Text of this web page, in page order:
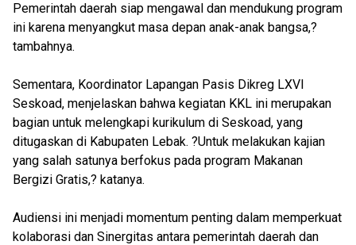
Pemerintah daerah siap mengawal dan mendukung program
ini karena menyangkut masa depan anak-anak bangsa,?
tambahnya.
Sementara, Koordinator Lapangan Pasis Dikreg LXVI
Seskoad, menjelaskan bahwa kegiatan KKL ini merupakan
bagian untuk melengkapi kurikulum di Seskoad, yang
ditugaskan di Kabupaten Lebak. ?Untuk melakukan kajian
yang salah satunya berfokus pada program Makanan
Bergizi Gratis,? katanya.
Audiensi ini menjadi momentum penting dalam memperkuat
kolaborasi dan Sinergitas antara pemerintah daerah dan